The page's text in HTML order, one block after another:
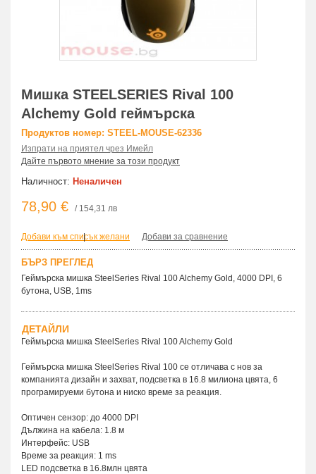
Мишка STEELSERIES Rival 100
Alchemy Gold геймърска
Продуктов номер: STEEL-MOUSE-62336
Изпрати на приятел чрез Имейл
Дайте първото мнение за този продукт
Наличност: Неналичен
78,90 € / 154,31 лв
Добави към списък желани
| Добави за сравнение
БЪРЗ ПРЕГЛЕД
Геймърска мишка SteelSeries Rival 100 Alchemy Gold, 4000 DPI, 6
бутона, USB, 1ms
ДЕТАЙЛИ
Геймърска мишка SteelSeries Rival 100 Alchemy Gold
Геймърска мишка SteelSeries Rival 100 се отличава с нов за
компанията дизайн и захват, подсветка в 16.8 милиона цвята, 6
програмируеми бутона и ниско време за реакция.
Оптичен сензор: до 4000 DPI
Дължина на кабела: 1.8 м
Интерфейс: USB
Време за реакция: 1 ms
LED подсветка в 16.8млн цвята